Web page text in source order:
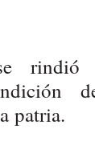
rindió
patria.